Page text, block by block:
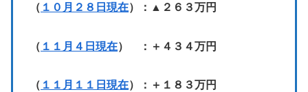
（ １０月２８日現在）：▲２６３万円
（ １１月４日現在） ：＋４３４万円
（ １１月１１日現在）：＋１８３万円